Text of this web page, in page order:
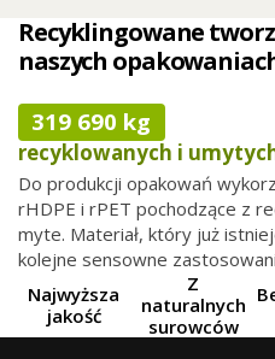
Recyklingowane
naszych
319 690 kg
recyklowanych i
Do produkcji opakowań
rHDPE i rPET pochodzące z
myte. Materiał, który już
kolejne sensowne
Najwyższa
jakość
Z
naturalnych
surowców